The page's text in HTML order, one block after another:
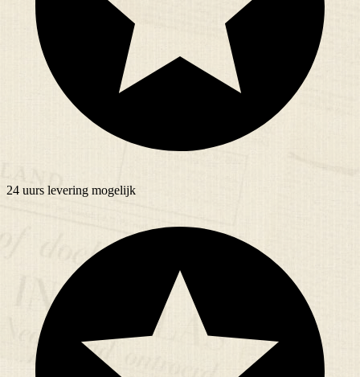
24 uurs levering mogelijk